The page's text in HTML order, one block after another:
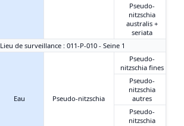
Pseudo-
nitzschia
australis +
seriata
Lieu de surveillance : 011-P-010 - Seine 1
Eau Pseudo-nitzschia
Pseudo-
nitzschia fines
Pseudo-
nitzschia
autres
Pseudo-
nitzschia